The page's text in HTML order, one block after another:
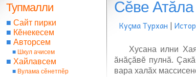
Сĕве
Куçма Турхан |
Хусана илни
ăнăçăвĕ пулнă.
вара халăх
Тупмалли
■ Сайт пирки
■ Кĕнекесем
■ Авторсем
■ Шкул ачисем
■ Хайлавсем
■ Вулама сĕнетпĕр